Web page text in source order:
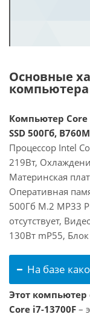
Основные
компьютера
Компьютер Core
SSD 500Гб,
Процессор Intel
219Вт,
Материнская
Оперативная
500Гб M.2 MP33
отсутствует,
130Вт mP55,
На базе
Этот компьютер
Core i7-13700F –